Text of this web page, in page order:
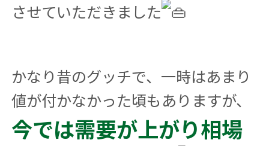
させていただきました
かなり昔のグッチで、一時はあまり
値が付かなかった頃もありますが、
今では需要が上がり相場